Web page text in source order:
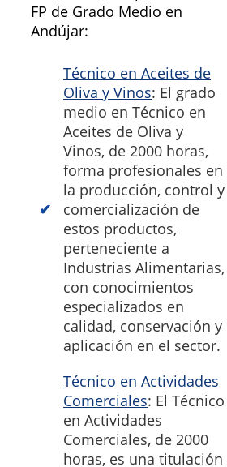
FP de Grado Medio en
Andújar:
Técnico en Aceites de
Oliva y Vinos: El grado
medio en Técnico en
Aceites de Oliva y
Vinos, de 2000 horas,
forma profesionales en
la producción, control y
comercialización de
estos productos,
perteneciente a
Industrias Alimentarias,
con conocimientos
especializados en
calidad, conservación y
aplicación en el sector.
Técnico en Actividades
Comerciales: El Técnico
en Actividades
Comerciales, de 2000
horas, es una titulación